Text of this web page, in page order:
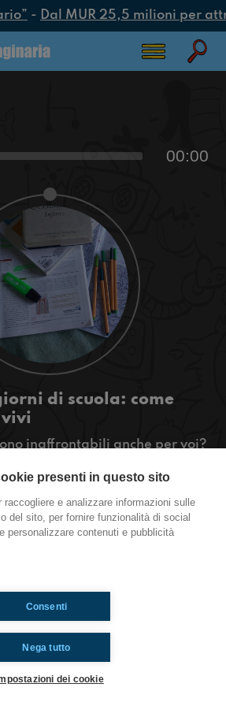
-Dal MUR 25,5 milioni per
00:00
di scuola: come
vivi
inaffrontabili anche per voi?
presenti in questo sito
e analizzare informazioni sulle
del sito, per fornire funzionalità di social
personalizzare contenuti e pubblicità
Nega tutto
Consenti
dei cookie